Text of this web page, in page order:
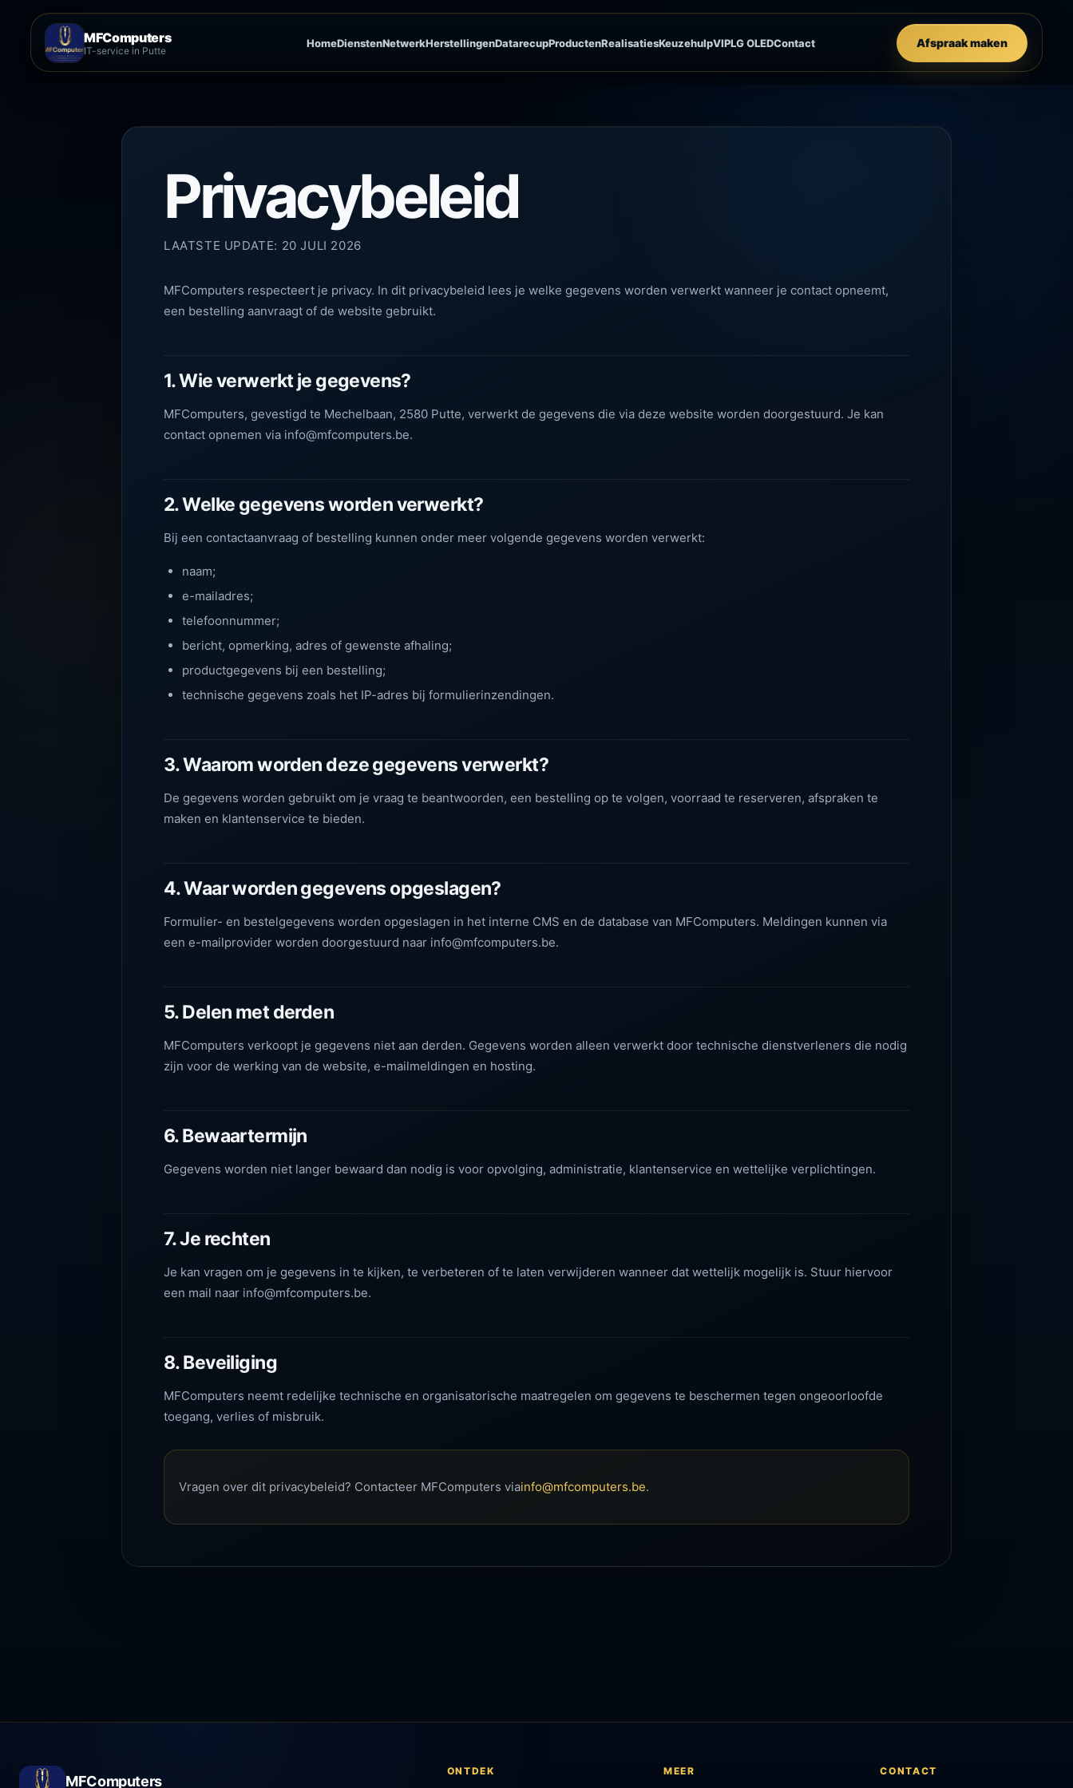
MFComputers
IT-service in Putte
HomeDienstenNetwerkHerstellingenDatarecupProductenRealisatiesKeuzehulpVIPLG OLEDContact Afspraak maken
Privacybeleid
LAATSTE UPDATE: 20 JULI 2026
MFComputers respecteert je privacy. In dit privacybeleid lees je welke gegevens worden verwerkt wanneer je contact opneemt,
een bestelling aanvraagt of de website gebruikt.
1. Wie verwerkt je gegevens?
MFComputers, gevestigd te Mechelbaan, 2580 Putte, verwerkt de gegevens die via deze website worden doorgestuurd. Je kan
contact opnemen via info@mfcomputers.be.
2. Welke gegevens worden verwerkt?
Bij een contactaanvraag of bestelling kunnen onder meer volgende gegevens worden verwerkt:
naam;
e-mailadres;
telefoonnummer;
bericht, opmerking, adres of gewenste afhaling;
productgegevens bij een bestelling;
technische gegevens zoals het IP-adres bij formulierinzendingen.
3. Waarom worden deze gegevens verwerkt?
De gegevens worden gebruikt om je vraag te beantwoorden, een bestelling op te volgen, voorraad te reserveren, afspraken te
maken en klantenservice te bieden.
4. Waar worden gegevens opgeslagen?
Formulier- en bestelgegevens worden opgeslagen in het interne CMS en de database van MFComputers. Meldingen kunnen via
een e-mailprovider worden doorgestuurd naar info@mfcomputers.be.
5. Delen met derden
MFComputers verkoopt je gegevens niet aan derden. Gegevens worden alleen verwerkt door technische dienstverleners die nodig
zijn voor de werking van de website, e-mailmeldingen en hosting.
6. Bewaartermijn
Gegevens worden niet langer bewaard dan nodig is voor opvolging, administratie, klantenservice en wettelijke verplichtingen.
7. Je rechten
Je kan vragen om je gegevens in te kijken, te verbeteren of te laten verwijderen wanneer dat wettelijk mogelijk is. Stuur hiervoor
een mail naar info@mfcomputers.be.
8. Beveiliging
MFComputers neemt redelijke technische en organisatorische maatregelen om gegevens te beschermen tegen ongeoorloofde
toegang, verlies of misbruik.
Vragen over dit privacybeleid? Contacteer MFComputers viainfo@mfcomputers.be.
MFComputers
ONTDEK MEER CONTACT